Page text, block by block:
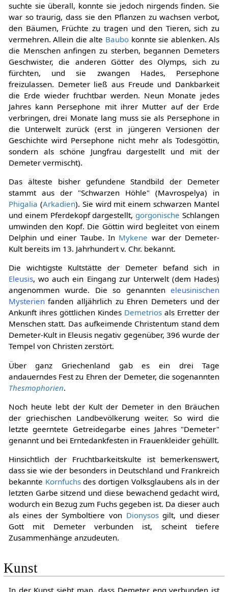
suchte sie überall, konnte sie jedoch nirgends finden. Sie
war so traurig, dass sie den Pflanzen zu wachsen verbot,
den Bäumen, Früchte zu tragen und den Tieren, sich zu
vermehren. Allein die alte Baubo konnte sie ablenken. Als
die Menschen anfingen zu sterben, begannen Demeters
Geschwister, die anderen Götter des Olymps, sich zu
fürchten, und sie zwangen Hades, Persephone
freizulassen. Demeter ließ aus Freude und Dankbarkeit
die Erde wieder fruchtbar werden. Neun Monate jedes
Jahres kann Persephone mit ihrer Mutter auf der Erde
verbringen, drei Monate lang muss sie als Persephone in
die Unterwelt zurück (erst in jüngeren Versionen der
Geschichte wird Persephone nicht mehr als Todesgöttin,
sondern als schöne Jungfrau dargestellt und mit der
Demeter vermischt).
Das älteste bisher gefundene Standbild der Demeter
stammt aus der "Schwarzen Höhle" (Mavrospelya) in
Phigalia (Arkadien). Sie wird mit einem schwarzen Mantel
und einem Pferdekopf dargestellt, gorgonische Schlangen
umwinden den Kopf. Die Göttin wird begleitet von einem
Delphin und einer Taube. In Mykene war der Demeter-
Kult bereits im 13. Jahrhundert v. Chr. bekannt.
Die wichtigste Kultstätte der Demeter befand sich in
Eleusis, wo auch ein Eingang zur Unterwelt (dem Hades)
angenommen wurde. Die so genannteneleusinischen
Mysterienfanden alljährlich zu Ehren Demeters und der
Ankunft ihres göttlichen Kindes Demetrios als Erretter der
Menschen statt. Das aufkeimende Christentum stand dem
Demeter-Kult in Eleusis negativ gegenüber, 396 wurde der
Tempel von Christen zerstört.
Über ganz Griechenland gab es ein drei Tage
andauerndes Fest zu Ehren der Demeter, die sogenannten
Thesmophorien.
Noch heute lebt der Kult der Demeter in den Bräuchen
der griechischen Landbevölkerung weiter. So wird die
letzte geerntete Getreidegarbe eines Jahres "Demeter"
genannt und bei Erntedankfesten in Frauenkleider gehüllt.
Hinsichtlich der Fruchtbarkeitskulte ist bemerkenswert,
dass sie wie der besonders in Deutschland und Frankreich
bekannte Kornfuchsdes dortigen Volksglaubens als in der
letzten Garbe sitzend und diese bewachend gedacht wird,
wodurch ein Bezug zum Fuchs gegeben ist. Da dieser auch
als eines der Symboltiere von Dionysosgilt, und dieser
Gott mit Demeter verbunden ist, scheint tiefere
Zusammenhänge anzudeuten.
Kunst